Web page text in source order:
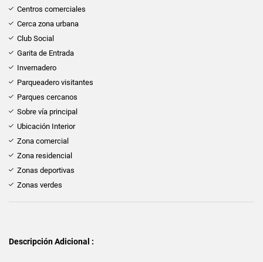
Centros comerciales
Cerca zona urbana
Club Social
Garita de Entrada
Invernadero
Parqueadero visitantes
Parques cercanos
Sobre vía principal
Ubicación Interior
Zona comercial
Zona residencial
Zonas deportivas
Zonas verdes
Descripción Adicional :